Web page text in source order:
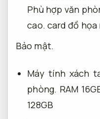
Phù hợp văn
cao. card đồ họa
Bảo mật.
Máy tính xách
phòng. RAM
128GB